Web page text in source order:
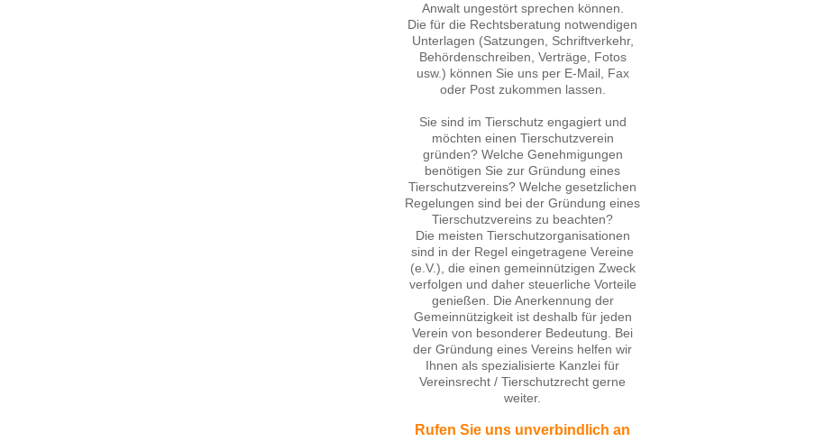
Anwalt ungestört sprechen können.
Die für die Rechtsberatung notwendigen
Unterlagen (Satzungen, Schriftverkehr,
Behördenschreiben, Verträge, Fotos
usw.) können Sie uns per E-Mail, Fax
oder Post zukommen lassen.
Sie sind im Tierschutz engagiert und
möchten einen Tierschutzverein
gründen? Welche Genehmigungen
benötigen Sie zur Gründung eines
Tierschutzvereins? Welche gesetzlichen
Regelungen sind bei der Gründung eines
Tierschutzvereins zu beachten?
Die meisten Tierschutzorganisationen
sind in der Regel eingetragene Vereine
(e.V.), die einen gemeinnützigen Zweck
verfolgen und daher steuerliche Vorteile
genießen. Die Anerkennung der
Gemeinnützigkeit ist deshalb für jeden
Verein von besonderer Bedeutung. Bei
der Gründung eines Vereins helfen wir
Ihnen als spezialisierte Kanzlei für
Vereinsrecht / Tierschutzrecht gerne
weiter.
Rufen Sie uns unverbindlich an